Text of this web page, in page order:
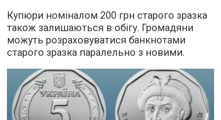
Купюри номіналом 200 грн старого зразка
також залишаються в обігу. Громадяни
можуть розраховуватися банкнотами
старого зразка паралельно з новими.